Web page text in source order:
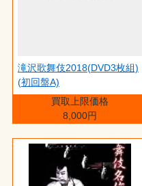
滝沢歌舞伎2018(DVD3枚組)
(初回盤A)
買取上限価格
8,000円